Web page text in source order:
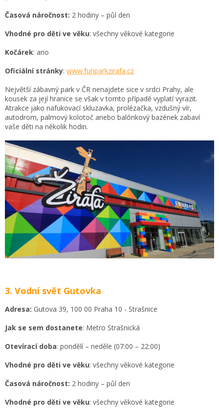
Časová náročnost: 2 hodiny – půl den
Vhodné pro děti ve věku: všechny věkové kategorie
Kočárek: ano
Oficiální stránky: www.funparkzirafa.cz
Největší zábavný park v ČR nenajdete sice v srdci Prahy, ale
kousek za její hranice se však v tomto případě vyplatí vyrazit.
Atrakce jako nafukovací skluzavka, prolézačka, vzdušný vír,
autodrom, palmový kolotoč anebo balónkový bazének zabaví
vaše děti na několik hodin.
3. Vodní svět Gutovka
Adresa: Gutova 39, 100 00 Praha 10 - Strašnice
Jak se sem dostanete: Metro Strašnická
Otevírací doba: pondělí – neděle (07:00 – 22:00)
Vhodné pro děti ve věku: všechny věkové kategorie
Časová náročnost: 2 hodiny – půl den
Vhodné pro děti ve věku: všechny věkové kategorie